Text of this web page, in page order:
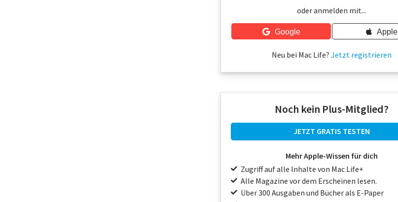
oder anmelden mit...
Google Apple
Neu bei Mac Life? Jetzt registrieren
Noch kein Plus-Mitglied?
JETZT GRATIS TESTEN
Mehr Apple-Wissen für dich
Zugriff auf alle Inhalte von Mac Life+
Alle Magazine vor dem Erscheinen lesen.
Über 300 Ausgaben und Bücher als E-Paper